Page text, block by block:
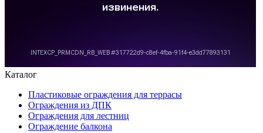
Каталог
Пластиковые ограждения для террасы
Ограждения из ДПК
Ограждения для лестниц
Ограждение балкона